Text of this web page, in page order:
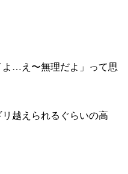
…え〜無理だよ」って思
越えられるぐらいの高